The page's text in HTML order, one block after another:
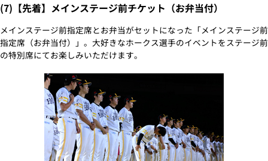
(7)【先着】メインステージ前チケット（お弁当付）
メインステージ前指定席とお弁当がセットになった「メインステージ前
指定席（お弁当付）」。大好きなホークス選手のイベントをステージ前
の特別席にてお楽しみいただけます。